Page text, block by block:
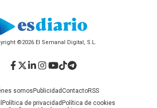
©2026 El Semanal Digital, S.L.
somosPublicidadContactoRSS
Política de privacidadPolítica de cookies
Facebook
Twitter
LinkedIn
Instagram
YouTube
TikTok
Telegram